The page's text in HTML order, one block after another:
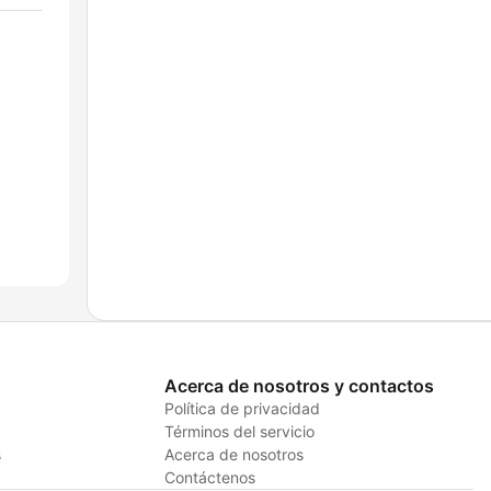
Acerca de nosotros y contactos
Política de privacidad
Términos del servicio
Acerca de nosotros
Contáctenos